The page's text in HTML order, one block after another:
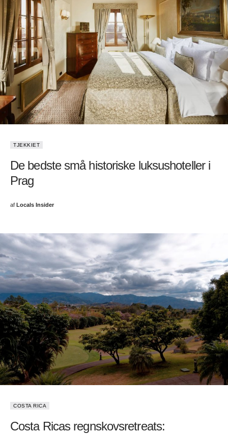
TJEKKIET
De bedste små historiske luksushoteller i
Prag
af Locals Insider
COSTA RICA
Costa Ricas regnskovsretreats: